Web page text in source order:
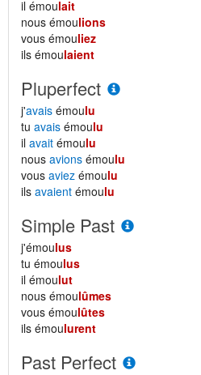
il émoulait
nous émoulions
vous émouliez
ils émoulaient
Pluperfect
j'avais émoulu
tu avais émoulu
il avait émoulu
nous avions émoulu
vous aviez émoulu
ils avaient émoulu
Simple Past
j'émoulus
tu émoulus
il émoulut
nous émoulûmes
vous émoulûtes
ils émoulurent
Past Perfect